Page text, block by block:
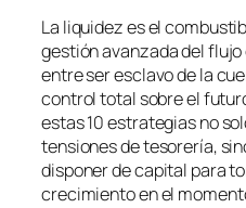
La liquidez es el
gestión avanzada del
entre ser esclavo de la
control total sobre el
estas 10 estrategias no
tensiones de tesorería,
disponer de capital para
crecimiento en el